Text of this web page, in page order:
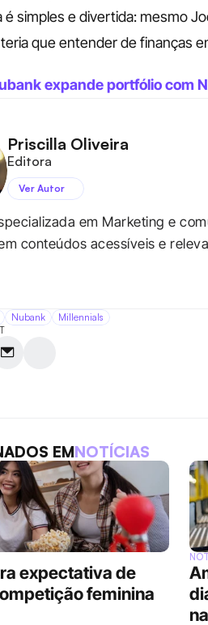
é simples e divertida: mesmo
que entender de finanças
expande portfólio com
Nubank Millennials
Priscilla Oliveira
Editora
Ver Autor
em Marketing e
conteúdos acessíveis e
EMNOTÍCIAS
expectativa de
feminina